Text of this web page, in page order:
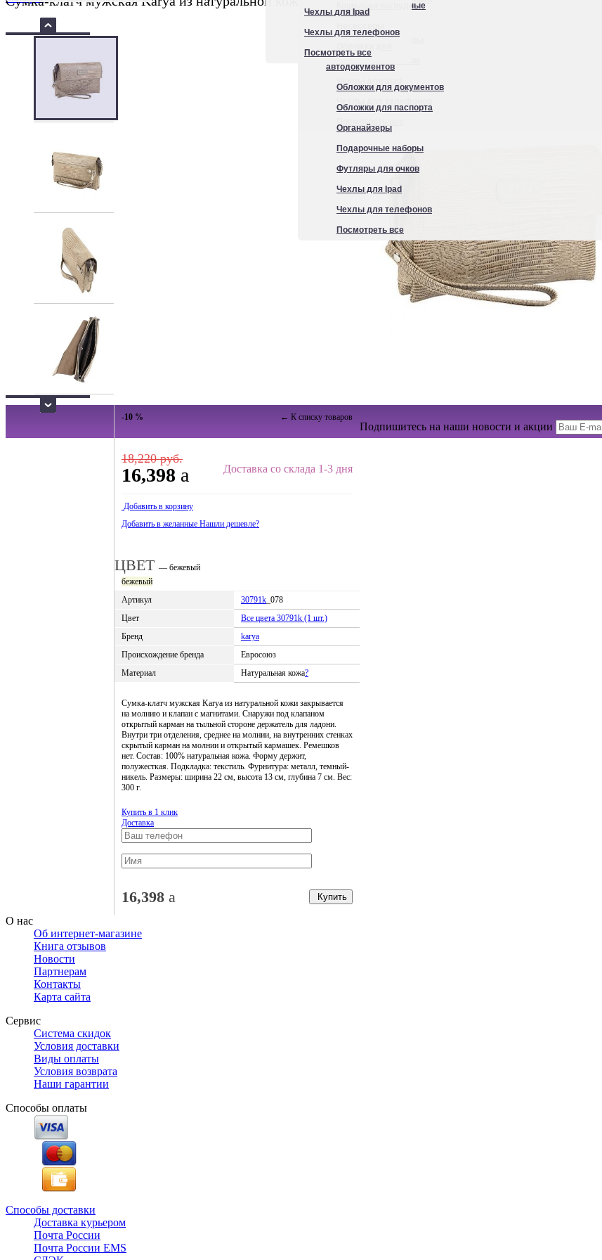
Посмотреть все
Кошельки нагрудные
автодокументов
Обложки для документов
Обложки для паспорта
Органайзеры
Подарочные наборы
Футляры для очков
Чехлы для Ipad
Чехлы для телефонов
Посмотреть все
Чехлы для Ipad
Чехлы для телефонов
Посмотреть все
← К списку товаров
-10 %
Доставка со склада 1-3 дня
18,220 руб.
16,398 a
Добавить в корзину
Добавить в желанные Нашли дешевле?
ЦВЕТ — бежевый
бежевый
Артикул
30791k _078
Цвет
Все цвета 30791k (1 шт.)
Бренд
karya
Происхождение бренда
Евросоюз
Материал
Натуральная кожа?
Сумка-клатч мужская Karya из натуральной кожи закрывается
на молнию и клапан с магнитами. Снаружи под клапаном
открытый карман на тыльной стороне держатель для ладони.
Внутри три отделения, среднее на молнии, на внутренних стенках
скрытый карман на молнии и открытый кармашек. Ремешков
нет. Состав: 100% натуральная кожа. Форму держит,
полужесткая. Подкладка: текстиль. Фурнитура: металл, темный-
никель. Размеры: ширина 22 см, высота 13 см, глубина 7 см. Вес:
300 г.
Купить в 1 клик
Доставка
Купить
16,398 a
Подпишитесь на наши новости и акции
О нас
Об интернет-магазине
Книга отзывов
Новости
Партнерам
Контакты
Карта сайта
Сервис
Система скидок
Условия доставки
Виды оплаты
Условия возврата
Наши гарантии
Способы оплаты
Способы доставки
Доставка курьером
Почта России
Почта России EMS